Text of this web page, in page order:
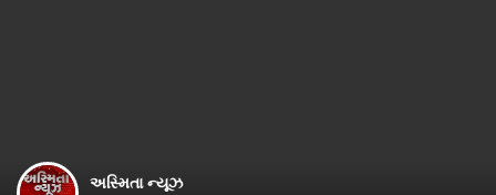
અસ્મિતા ન્યૂઝ